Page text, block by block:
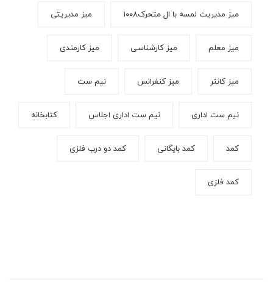
میز مدیریت لمسه با ال متحرک۱۰۰۸ میز مدیریتی
میز معلم میز کارشناسی میز کارمندی
میز کانتر میز کنفرانس نیم ست
نیم ست اداری نیم ست اداری اجلاس کتابخانه
کمد کمد بایگانی کمد دو درب فلزی
کمد فلزی